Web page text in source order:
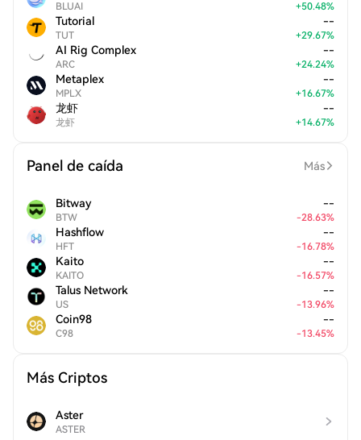
BLUAI +50.48%
Tutorial
TUT
--
+29.67%
AI Rig Complex
ARC
--
+24.24%
Metaplex
MPLX
--
+16.67%
龙虾
龙虾
--
+14.67%
Panel de caída Más
Bitway
BTW
--
-28.63%
Hashflow
HFT
--
-16.78%
Kaito
KAITO
--
-16.57%
Talus Network
US
--
-13.96%
Coin98
C98
--
-13.45%
Más Criptos
Aster
ASTER